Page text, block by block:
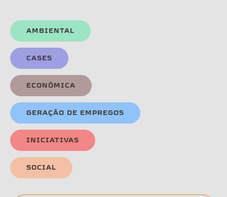
AMBIENTAL
CASES
ECONÔMICA
GERAÇÃO DE EMPREGOS
INICIATIVAS
SOCIAL